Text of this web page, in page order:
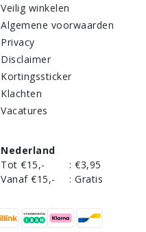
Veilig winkelen
Algemene voorwaarden
Privacy
Disclaimer
Kortingssticker
Klachten
Vacatures
Nederland
Tot €15,-
: €3,95
Vanaf €15,-
: Gratis